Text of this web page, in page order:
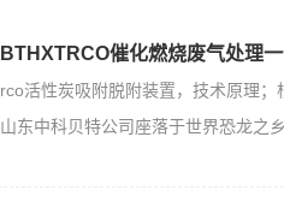
BTHXTRCO催化燃烧废气处理
山东中科贝特公司座落于世界恐龙之乡的山东诸城，是一家集科技开发、生产